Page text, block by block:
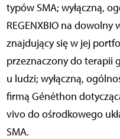
typów SMA; wyłączną,
REGENXBIO na
znajdujący się w jej
przeznaczony do terapii
u ludzi; wyłączną,
firmą Généthon
vivo do ośrodkowego
SMA.